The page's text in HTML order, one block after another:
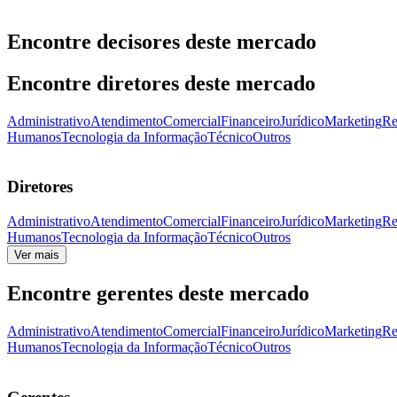
Encontre decisores deste mercado
Encontre diretores deste mercado
AdministrativoAtendimentoComercialFinanceiroJurídicoMarketing
HumanosTecnologia da InformaçãoTécnicoOutros
Diretores
AdministrativoAtendimentoComercialFinanceiroJurídicoMarketing
HumanosTecnologia da InformaçãoTécnicoOutros
Ver mais
Encontre gerentes deste mercado
AdministrativoAtendimentoComercialFinanceiroJurídicoMarketing
HumanosTecnologia da InformaçãoTécnicoOutros